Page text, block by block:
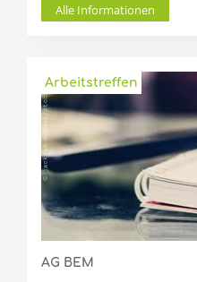
Alle Informationen
AG BEM
Arbeitstreffen